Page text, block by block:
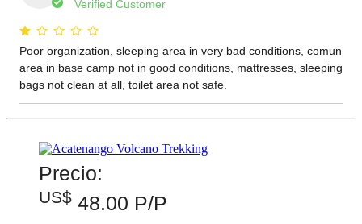
Precio:
US$ 48.00 P/P